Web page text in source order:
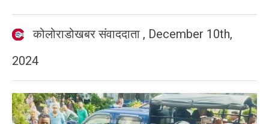
कोलोराडोखबर संवाददाता , December 10th,
2024